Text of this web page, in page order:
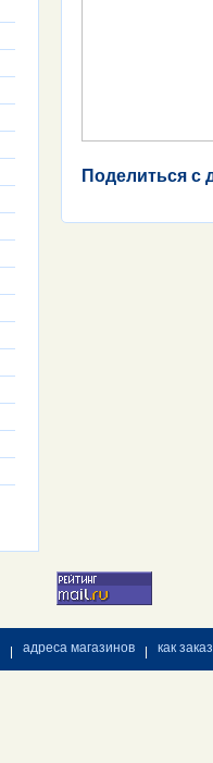
Поделиться с
адреса магазинов как